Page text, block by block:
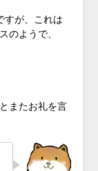
すが、これは
のようで、
またお礼を言